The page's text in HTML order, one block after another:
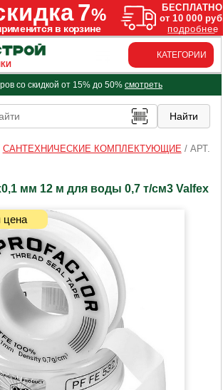
КАТЕГОРИИ
со скидкой от 15% до 50% смотреть
САНТЕХНИЧЕСКИЕ КОМПЛЕКТУЮЩИЕ / АРТ.
мм 12 м для воды 0,7 т/см3 Valfex